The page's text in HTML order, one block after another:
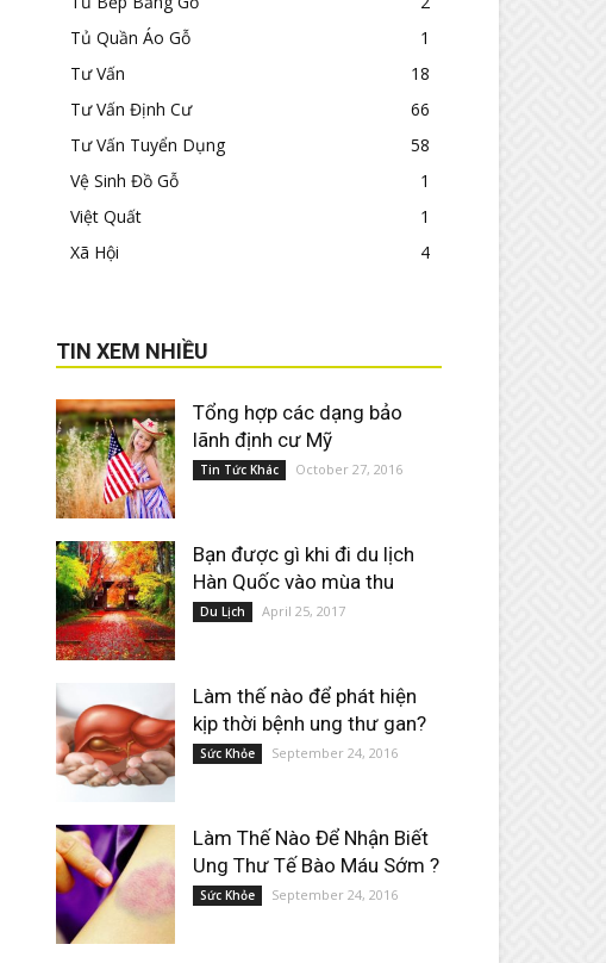
Tủ Quần Áo Gỗ
1
Tư Vấn
18
Tư Vấn Định Cư
66
Tư Vấn Tuyển Dụng
58
Vệ Sinh Đồ Gỗ
1
Việt Quất
1
Xã Hội
4
TIN XEM NHIỀU
Tổng hợp các dạng bảo
lãnh định cư Mỹ
Tin Tức Khác October 27, 2016
Bạn được gì khi đi du lịch
Hàn Quốc vào mùa thu
Du Lịch April 25, 2017
Làm thế nào để phát hiện
kịp thời bệnh ung thư gan?
Sức Khỏe September 24, 2016
Làm Thế Nào Để Nhận Biết
Ung Thư Tế Bào Máu Sớm ?
Sức Khỏe September 24, 2016